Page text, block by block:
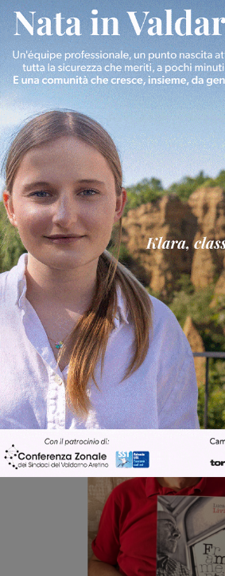
Cronaca 3 Agosto 2026
Scomparso da una struttura
Fiorentino l’uomo che aveva
Levane nel 2020
Cronaca 4 Agosto 2026
Un anno fa la strage in A1 in
Gianni, Giulia e Franco. Lo
processo, lo stop ai sorpassi
Articolo precedente
Pacchetto tributario: il gruppo di
maggioranza soddisfatto del lavoro
svolto
Ultime Notizie